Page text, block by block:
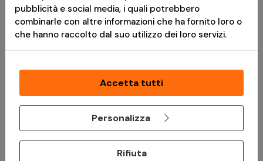
VAI AL PRODOTTO
Messaggio pubblicitario con finalità promozionale.Paga in 3
rate senza interessi è disponibile solo per acquisti idonei da €
30,00 a € 2.000,00. L'idoneità a Paga in 3 rate è soggetta ad
approvazione da parte di PayPal (Europe) S.à r.l. et Cie, S.C.A.,
che è il creditore. TAEG 0%. Prima di fare domanda, consulta il
Foglio Informativoe iTermini e Condizionidisponibili durante il
processo di acquisto. Un finanziamento è un impegno
vincolante e deve essere rimborsato. Assicurati di essere in
pubblicità e social media, i quali potrebbero
combinarle con altre informazioni che ha fornito loro o
che hanno raccolto dal suo utilizzo dei loro servizi.
Accetta tutti
Personalizza
Rifiuta